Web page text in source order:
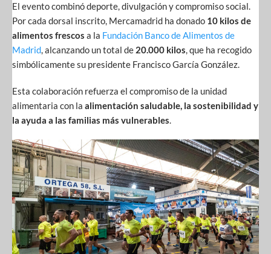
El evento combinó deporte, divulgación y compromiso social.
Por cada dorsal inscrito, Mercamadrid ha donado 10 kilos de
alimentos frescos a la Fundación Banco de Alimentos de
Madrid, alcanzando un total de 20.000 kilos, que ha recogido
simbólicamente su presidente Francisco García González.
Esta colaboración refuerza el compromiso de la unidad
alimentaria con la alimentación saludable, la sostenibilidad y
la ayuda a las familias más vulnerables.